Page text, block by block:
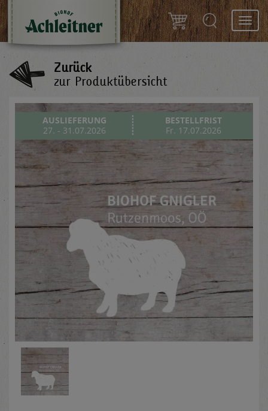
Zurück
zur Produktübersicht
AUSLIEFERUNG
27. - 31.07.2026
BESTELLFRIST
Fr. 17.07.2026